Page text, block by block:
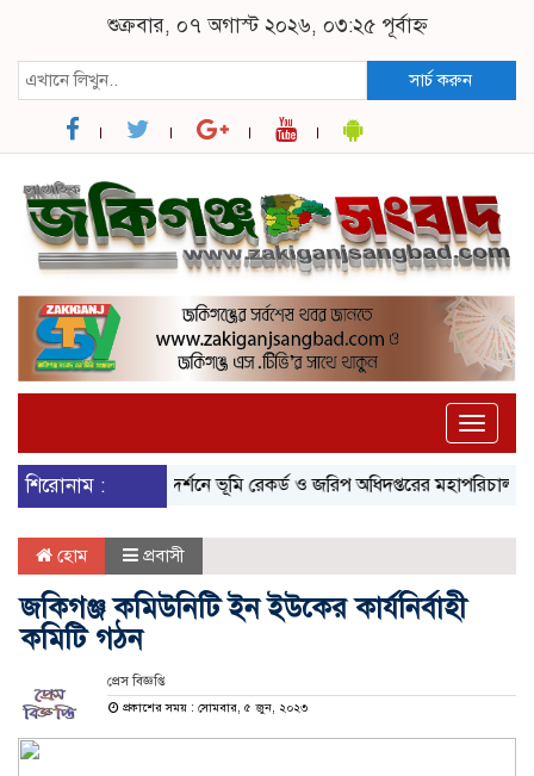
শুক্রবার, ০৭ অগাস্ট ২০২৬, ০৩:২৫ পূর্বাহ্ন
সার্চ করুন
Toggle
শিরোনাম :
সীমান্ত ভাঙন পরিদর্শনে ভূমি রেকর্ড ও জরিপ অধিদপ্তরের মহাপরিচালক
হোম প্রবাসী
জকিগঞ্জ কমিউনিটি ইন ইউকের কার্যনির্বাহী
কমিটি গঠন
প্রেস বিজ্ঞপ্তি
প্রকাশের সময় : সোমবার, ৫ জুন, ২০২৩